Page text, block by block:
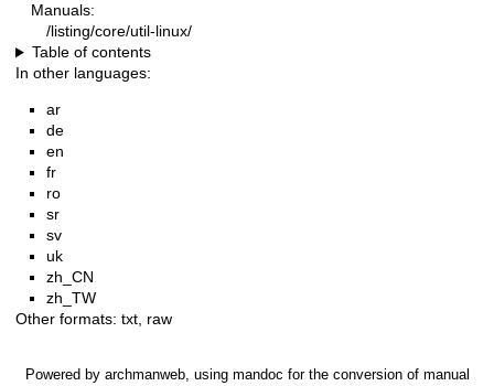
Manuals:
/listing/core/util-linux/
Table of contents
In other languages:
ar
de
en
fr
ro
sr
sv
uk
zh_CN
zh_TW
Other formats: txt, raw
Powered by archmanweb, using mandoc for the conversion of manual